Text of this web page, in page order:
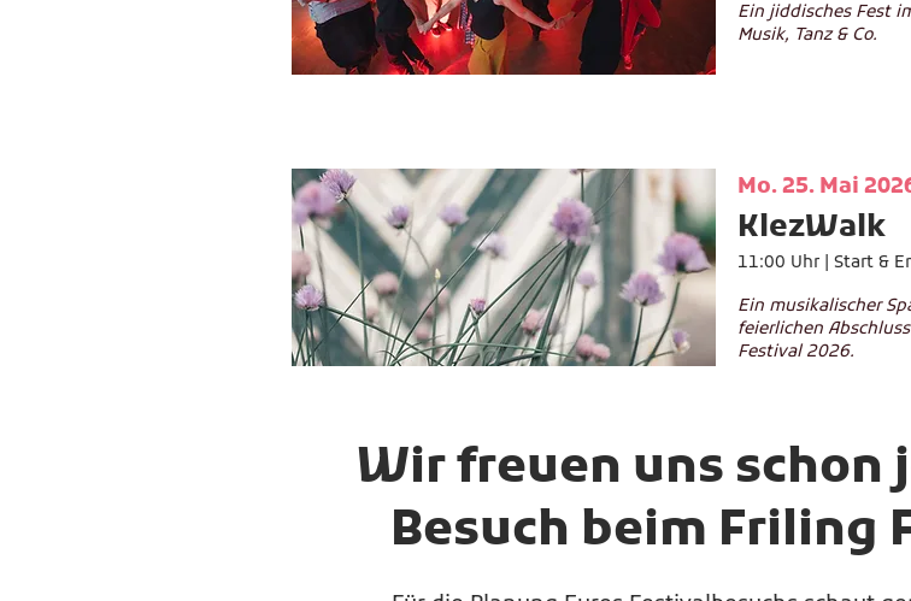
Ein jiddisches Fest
Musik, Tanz & Co.
Mo. 25. Mai
KlezWalk
11:00 Uhr | Start &
Ein musikalischer
feierlichen
Festival 2026.
Wir freuen uns schon
Besuch beim Friling